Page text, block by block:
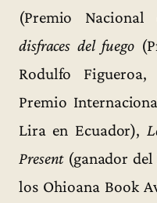
(Premio
disfraces del fuego
Rodulfo
Premio
Lira en Ecuador),
Present(ganador del
los Ohioana Book